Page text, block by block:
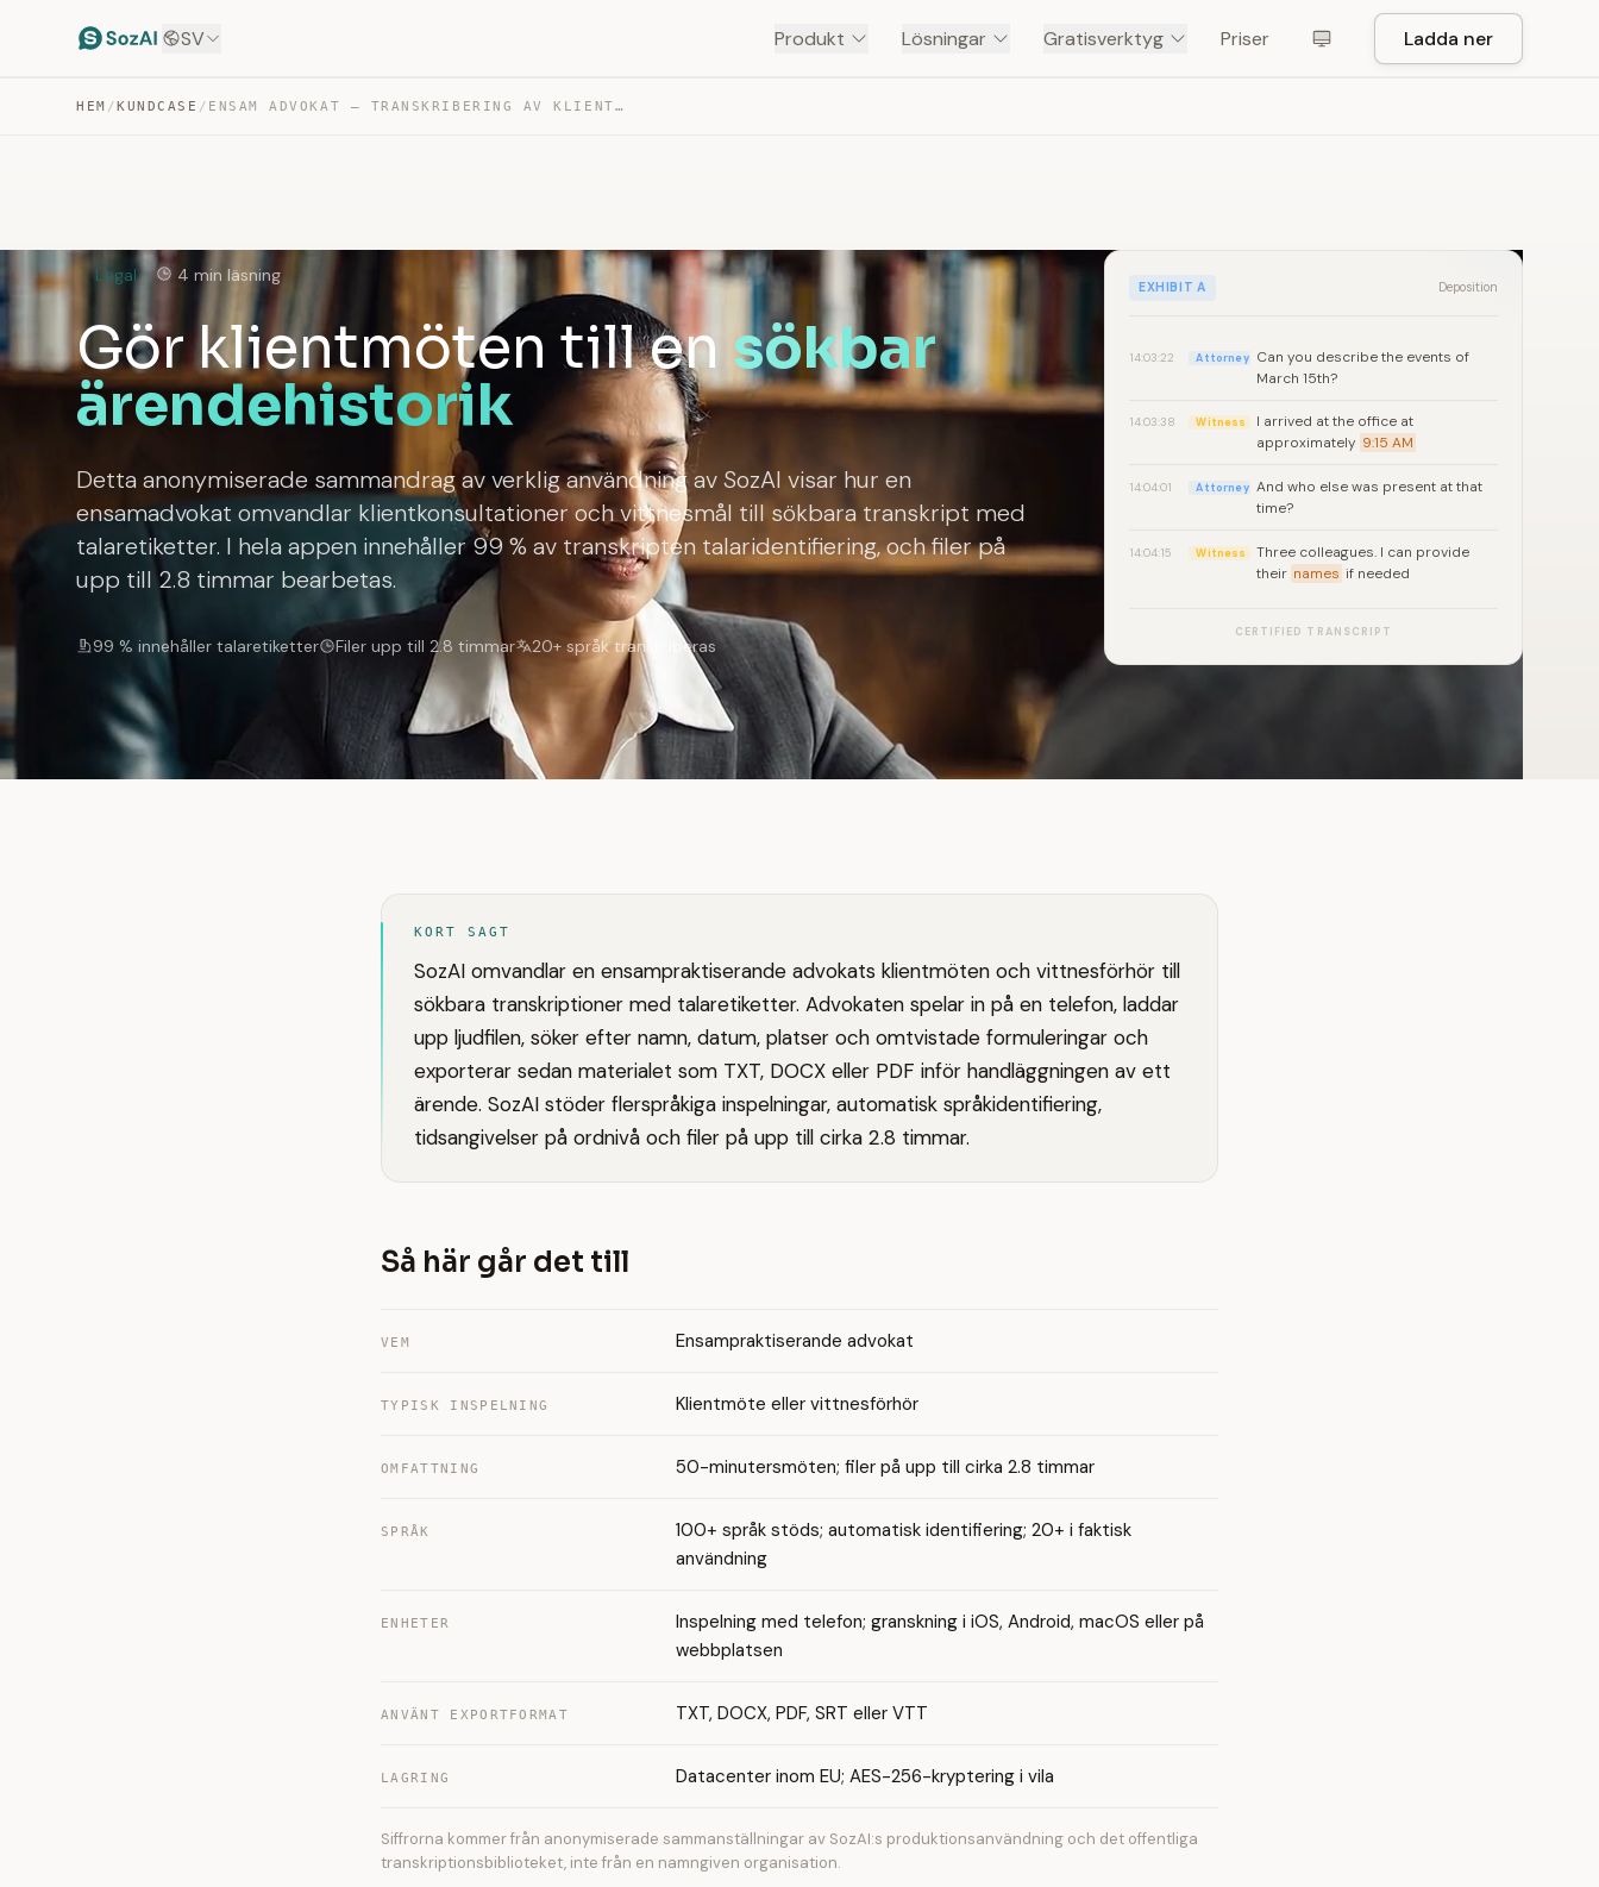
SV Produkt Lösningar Gratisverktyg Priser Ladda ner
HEM /KUNDCASE / ENSAM ADVOKAT — TRANSKRIBERING AV KLIENTKONSULTATIONER
Legal 4 min läsning
Gör klientmöten till en sökbar
ärendehistorik
Detta anonymiserade sammandrag av verklig användning av SozAI visar hur en
ensamadvokat omvandlar klientkonsultationer och vittnesmål till sökbara transkript med
talaretiketter. I hela appen innehåller 99 % av transkripten talaridentifiering, och filer på
upp till 2.8 timmar bearbetas.
99 % innehåller talaretiketter Filer upp till 2.8 timmar 20+ språk transkriberas
EXHIBIT A Deposition
14:03:22 Attorney Can you describe the events of
March 15th?
14:03:38 Witness
I arrived at the office at
approximately 9:15 AM
14:04:01 Attorney And who else was present at that
time?
14:04:15 Witness
Three colleagues. I can provide
their names if needed
CERTIFIED TRANSCRIPT
KORT SAGT
SozAI omvandlar en ensampraktiserande advokats klientmöten och vittnesförhör till
sökbara transkriptioner med talaretiketter. Advokaten spelar in på en telefon, laddar
upp ljudfilen, söker efter namn, datum, platser och omtvistade formuleringar och
exporterar sedan materialet som TXT, DOCX eller PDF inför handläggningen av ett
ärende. SozAI stöder flerspråkiga inspelningar, automatisk språkidentifiering,
tidsangivelser på ordnivå och filer på upp till cirka 2.8 timmar.
Så här går det till
VEM Ensampraktiserande advokat
TYPISK INSPELNING Klientmöte eller vittnesförhör
OMFATTNING 50-minutersmöten; filer på upp till cirka 2.8 timmar
SPRÅK
100+ språk stöds; automatisk identifiering; 20+ i faktisk
användning
ENHETER
Inspelning med telefon; granskning i iOS, Android, macOS eller på
webbplatsen
ANVÄNT EXPORTFORMAT TXT, DOCX, PDF, SRT eller VTT
LAGRING Datacenter inom EU; AES-256-kryptering i vila
Siffrorna kommer från anonymiserade sammanställningar av SozAI:s produktionsanvändning och det offentliga
transkriptionsbiblioteket, inte från en namngiven organisation.